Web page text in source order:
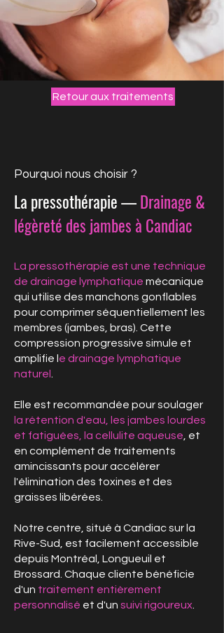
Retour aux traitements
Pourquoi nous choisir ?
La pressothérapie —Drainage &
légèreté des jambes à Candiac
La pressothérapie est une technique
de drainage lymphatique mécanique
qui utilise des manchons gonflables
pour comprimer séquentiellement les
membres (jambes, bras). Cette
compression progressive simule et
amplifie l e drainage lymphatique
naturel
Elle est recommandée pour soulager
la rétention d'eau, les jambes lourdes
et fatiguées, la cellulite aqueuse , et
en complément de traitements
amincissants pour accélérer
l'élimination des toxines et des
graisses libérées.
Notre centre, situé à Candiac sur la
Rive-Sud, est facilement accessible
depuis Montréal, Longueuil et
Brossard. Chaque cliente bénéficie
d'un traitement entièrement
personnalisé et d'un suivi rigoureux